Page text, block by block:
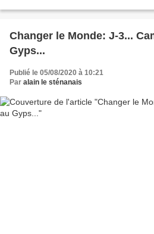
Changer le Monde: J-3...
Gyps...
Publié le 05/08/2020 à 10:21
Par alain le sténanais